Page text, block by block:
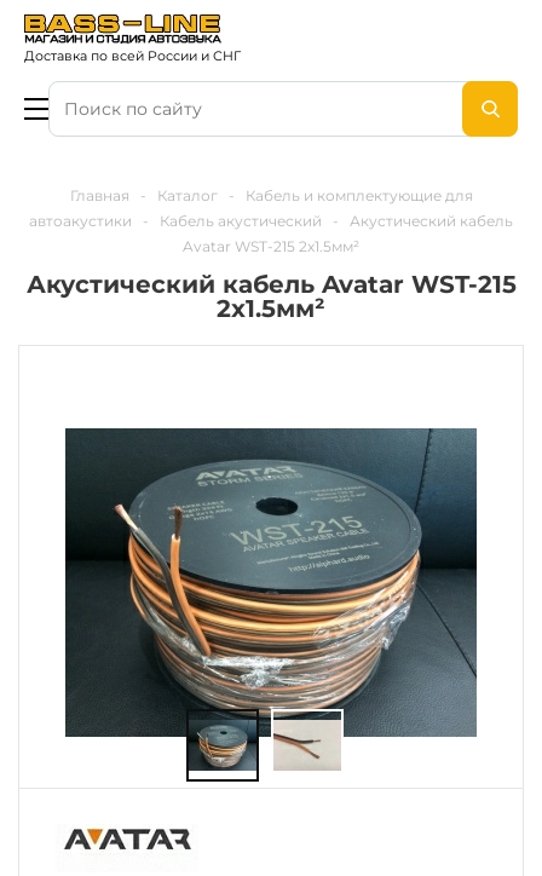
Доставка по всей России и СНГ
Главная - Каталог -
Кабель и комплектующие для
автоакустики
- Кабель акустический -
Акустический кабель
Avatar WST-215 2x1.5мм²
Акустический кабель Avatar WST-215
2x1.5мм²